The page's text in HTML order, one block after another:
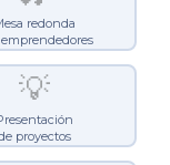
redonda
💡
proyectos